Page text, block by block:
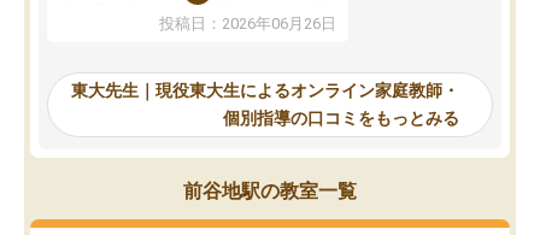
供も家に帰って勉強の話すると嫌な反
応を示します。東大先生にお願いして
れるので、親としても安心です。毎日
使える自習室とかもあり、わからない
ところがあれば先生が回答してくれる
のも重宝しています。
投稿日：2026年06月26日
自習室が毎日使えていつ
るのが心強かったよう
謝です。
東大先生｜現役東大生によるオンライン家庭教師・
個別指導の口コミをもっとみる
前谷地駅の教室一覧